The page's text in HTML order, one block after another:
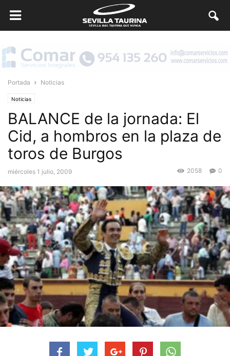
Portada Noticias
Noticias
BALANCE de la jornada: El
Cid, a hombros en la plaza de
toros de Burgos
miércoles 1 julio, 2009 0
2058